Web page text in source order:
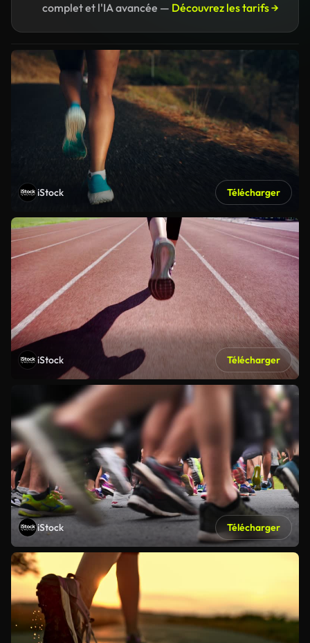
complet et l'IA avancée — Découvrez les tarifs →
iStock Télécharger
iStock Télécharger
iStock Télécharger